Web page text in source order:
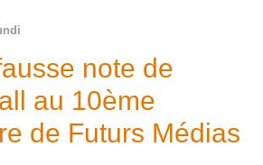
note de
au 10ème
de Futurs Médias